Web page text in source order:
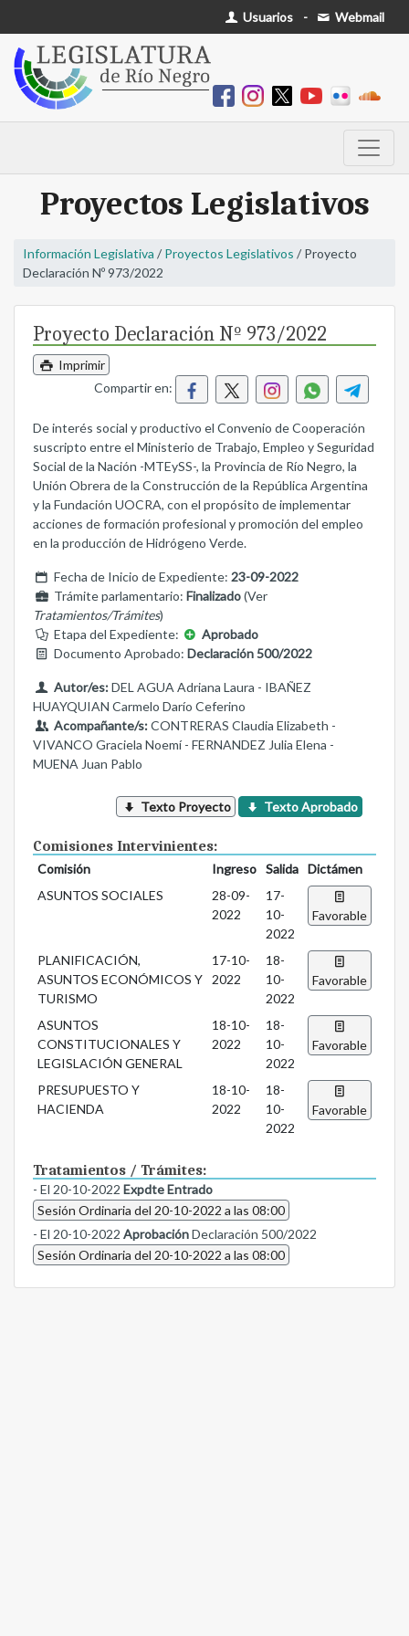
Usuarios - Webmail
Proyectos Legislativos
Información Legislativa / Proyectos Legislativos / Proyecto
Declaración Nº 973/2022
Proyecto Declaración Nº 973/2022
Imprimir
Compartir en:
De interés social y productivo el Convenio de Cooperación
suscripto entre el Ministerio de Trabajo, Empleo y Seguridad
Social de la Nación -MTEySS-, la Provincia de Río Negro, la
Unión Obrera de la Construcción de la República Argentina
y la Fundación UOCRA, con el propósito de implementar
acciones de formación profesional y promoción del empleo
en la producción de Hidrógeno Verde.
Fecha de Inicio de Expediente: 23-09-2022
Trámite parlamentario: Finalizado(Ver
Tratamientos/Trámites)
Etapa del Expediente:
Aprobado
Documento Aprobado: Declaración 500/2022
Autor/es:DEL AGUA Adriana Laura - IBAÑEZ
HUAYQUIAN Carmelo Darío Ceferino
Acompañante/s:CONTRERAS Claudia Elizabeth -
VIVANCO Graciela Noemí - FERNANDEZ Julia Elena -
MUENA Juan Pablo
Texto Proyecto Texto Aprobado
Comisiones Intervinientes:
Comisión Ingreso Salida
Dictámen
ASUNTOS SOCIALES
28-09-
2022
17-
10-
2022
Favorable
PLANIFICACIÓN,
ASUNTOS ECONÓMICOS Y
TURISMO
17-10-
2022
18-
10-
2022
Favorable
ASUNTOS
CONSTITUCIONALES Y
LEGISLACIÓN GENERAL
18-10-
2022
18-
10-
2022
Favorable
PRESUPUESTO Y
HACIENDA
18-10-
2022
18-
10-
2022
Favorable
Tratamientos / Trámites:
- El 20-10-2022 Expdte Entrado
Sesión Ordinaria del 20-10-2022 a las 08:00
- El 20-10-2022 AprobaciónDeclaración 500/2022
Sesión Ordinaria del 20-10-2022 a las 08:00